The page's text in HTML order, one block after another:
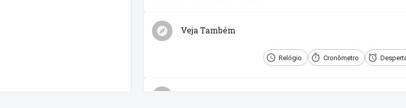
Veja Também
Relógio Cronômetro